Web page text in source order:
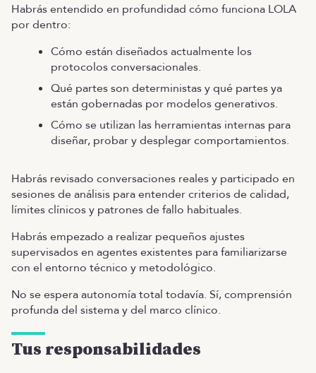
Habrás entendido en profundidad cómo funciona LOLA
por dentro:
Cómo están diseñados actualmente los
protocolos conversacionales.
Qué partes son deterministas y qué partes ya
están gobernadas por modelos generativos.
Cómo se utilizan las herramientas internas para
diseñar, probar y desplegar comportamientos.
Habrás revisado conversaciones reales y participado en
sesiones de análisis para entender criterios de calidad,
límites clínicos y patrones de fallo habituales.
Habrás empezado a realizar pequeños ajustes
supervisados en agentes existentes para familiarizarse
con el entorno técnico y metodológico.
No se espera autonomía total todavía. Sí, comprensión
profunda del sistema y del marco clínico.
Tus responsabilidades